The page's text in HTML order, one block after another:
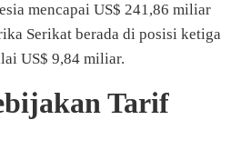
mencapai US$ 241,86 miliar
Serikat berada di posisi ketiga
US$ 9,84 miliar.
Tarif